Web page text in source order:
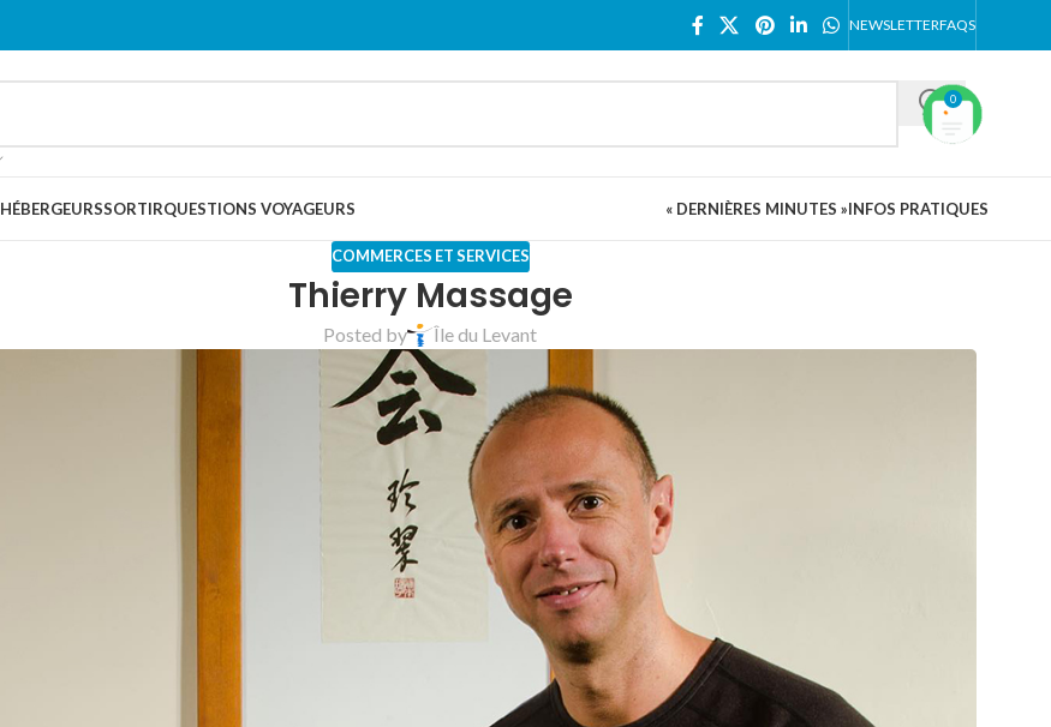
NEWSLETTERFAQS
0
HÉBERGEURSSORTIRQUESTIONS VOYAGEURS « DERNIÈRES MINUTES »INFOS PRATIQUES
COMMERCES ET SERVICES
Thierry Massage
Posted by Île du Levant